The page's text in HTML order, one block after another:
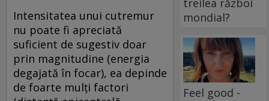
Intensitatea unui cutremur
nu poate fi apreciată
suficient de sugestiv doar
prin magnitudine (energia
degajată în focar), ea depinde
de foarte mulţi factori
treilea război
mondial?
Feel good -